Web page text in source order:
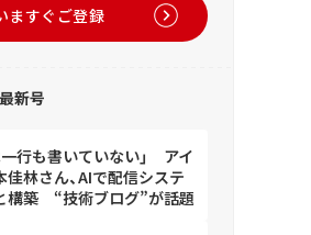
ますぐご登録
新号
一行も書いていない」 アイ
佳林さん、AIで配信システ
構築 “技術ブログ”が話題